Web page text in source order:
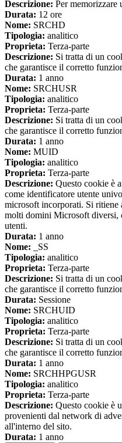
Descrizione: Per memorizzare
Durata: 12 ore
Nome: SRCHD
Tipologia: analitico
Proprieta: Terza-parte
Descrizione: Si tratta di un
che garantisce il corretto
Durata: 1 anno
Nome: SRCHUSR
Tipologia: analitico
Proprieta: Terza-parte
Descrizione: Si tratta di un
che garantisce il corretto
Durata: 1 anno
Nome: MUID
Tipologia: analitico
Proprieta: Terza-parte
Descrizione: Questo cookie è
come identificatore utente
microsoft incorporati. Si ritiene
molti domini Microsoft diversi,
utenti.
Durata: 1 anno
Nome: _SS
Tipologia: analitico
Proprieta: Terza-parte
Descrizione: Si tratta di un
che garantisce il corretto
Durata: Sessione
Nome: SRCHUID
Tipologia: analitico
Proprieta: Terza-parte
Descrizione: Si tratta di un
che garantisce il corretto
Durata: 1 anno
Nome: SRCHHPGUSR
Tipologia: analitico
Proprieta: Terza-parte
Descrizione: Questo cookie è
provenienti dal network di
all'interno del sito.
Durata: 1 anno